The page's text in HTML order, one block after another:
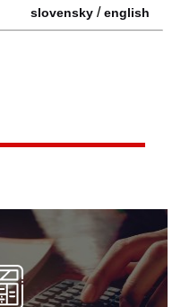
slovensky /english